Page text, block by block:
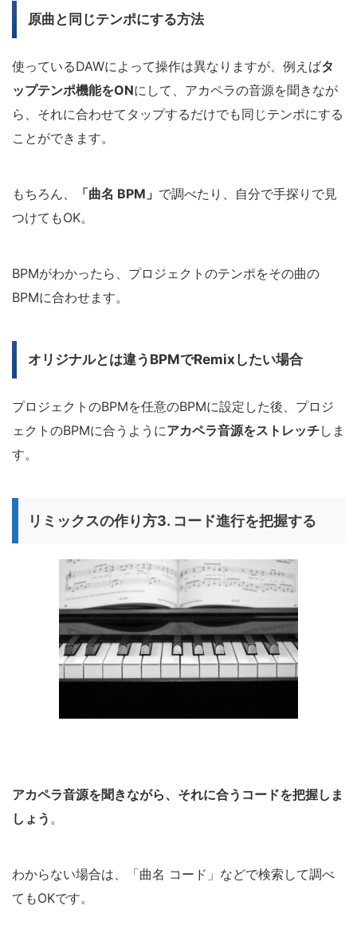
原曲と同じテンポにする方法
使っているDAWによって操作は異なりますが、例えばタ
ップテンポ機能をONにして、アカペラの音源を聞きなが
ら、それに合わせてタップするだけでも同じテンポにする
ことができます。
もちろん、 「曲名 BPM」 で調べたり、自分で手探りで見
つけてもOK。
BPMがわかったら、プロジェクトのテンポをその曲の
BPMに合わせます。
オリジナルとは違うBPMでRemixしたい場合
プロジェクトのBPMを任意のBPMに設定した後、プロジ
ェクトのBPMに合うようにアカペラ音源をストレッチしま
す。
リミックスの作り方3. コード進行を把握する
アカペラ音源を聞きながら、それに合うコードを把握しま
しょう 。
わからない場合は、「曲名 コード」などで検索して調べ
てもOKです。